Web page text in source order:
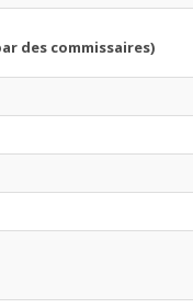
des commissaires)